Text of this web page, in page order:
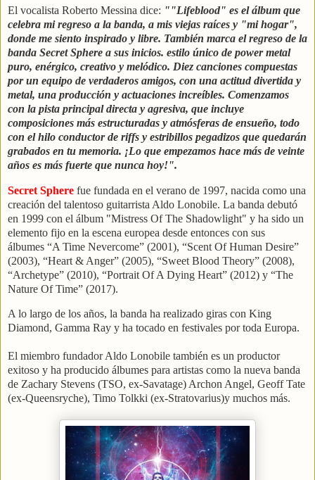
El vocalista Roberto Messina dice: ""Lifeblood" es el álbum que
celebra mi regreso a la banda, a mis viejas raíces y "mi hogar",
donde me siento inspirado y libre. También marca el regreso de la
banda Secret Sphere a sus inicios. estilo único de power metal
puro, enérgico, creativo y melódico. Diez canciones compuestas
por un equipo de verdaderos amigos, con una actitud divertida y
metal, una producción y actuaciones increíbles. Comenzamos
con la pista principal directa y agresiva, que incluye
composiciones más estructuradas y atmósferas de ensueño, todo
con el hilo conductor de riffs y estribillos pegadizos que quedarán
grabados en tu memoria. ¡Lo que empezamos hace más de veinte
años es más fuerte que nunca hoy!".
Secret Sphere fue fundada en el verano de 1997, nacida como una
creación del talentoso guitarrista Aldo Lonobile. La banda debutó
en 1999 con el álbum "Mistress Of The Shadowlight" y ha sido un
elemento fijo en la escena europea desde entonces con sus
álbumes “A Time Nevercome” (2001), “Scent Of Human Desire”
(2003), “Heart & Anger” (2005), “Sweet Blood Theory” (2008),
“Archetype” (2010), “Portrait Of A Dying Heart” (2012) y “The
Nature Of Time” (2017).
A lo largo de los años, la banda ha realizado giras con King
Diamond, Gamma Ray y ha tocado en festivales por toda Europa.
El miembro fundador Aldo Lonobile también es un productor
exitoso y ha producido álbumes para artistas como la nueva banda
de Zachary Stevens (TSO, ex-Savatage) Archon Angel, Geoff Tate
(ex-Queensryche), Timo Tolkki (ex-Stratovarius)y muchos más.